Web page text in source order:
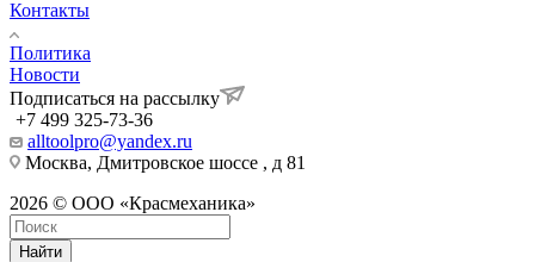
Контакты
Политика
Новости
Подписаться на рассылку
+7 499 325-73-36
alltoolpro@yandex.ru
Москва, Дмитровское шоссе , д 81
2026 © ООО «Красмеханика»
Найти